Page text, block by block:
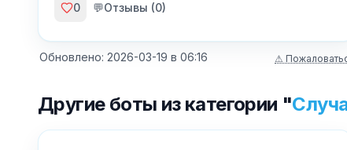
0 💬Отзывы (0)
Обновлено: 2026-03-19 в 06:16 ⚠
Другие боты из категории "